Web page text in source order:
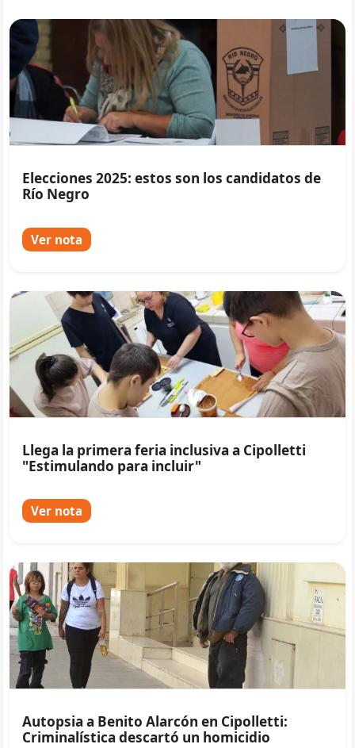
Elecciones 2025: estos son los candidatos de
Río Negro
Ver nota
Llega la primera feria inclusiva a Cipolletti
"Estimulando para incluir"
Ver nota
Autopsia a Benito Alarcón en Cipolletti:
Criminalística descartó un homicidio